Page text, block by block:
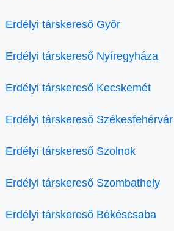
Erdélyi társkereső Győr
Erdélyi társkereső Nyíregyháza
Erdélyi társkereső Kecskemét
Erdélyi társkereső Székesfehérvár
Erdélyi társkereső Szolnok
Erdélyi társkereső Szombathely
Erdélyi társkereső Békéscsaba